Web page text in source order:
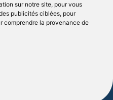
sur notre site, pour vous
publicités ciblées, pour
comprendre la provenance de